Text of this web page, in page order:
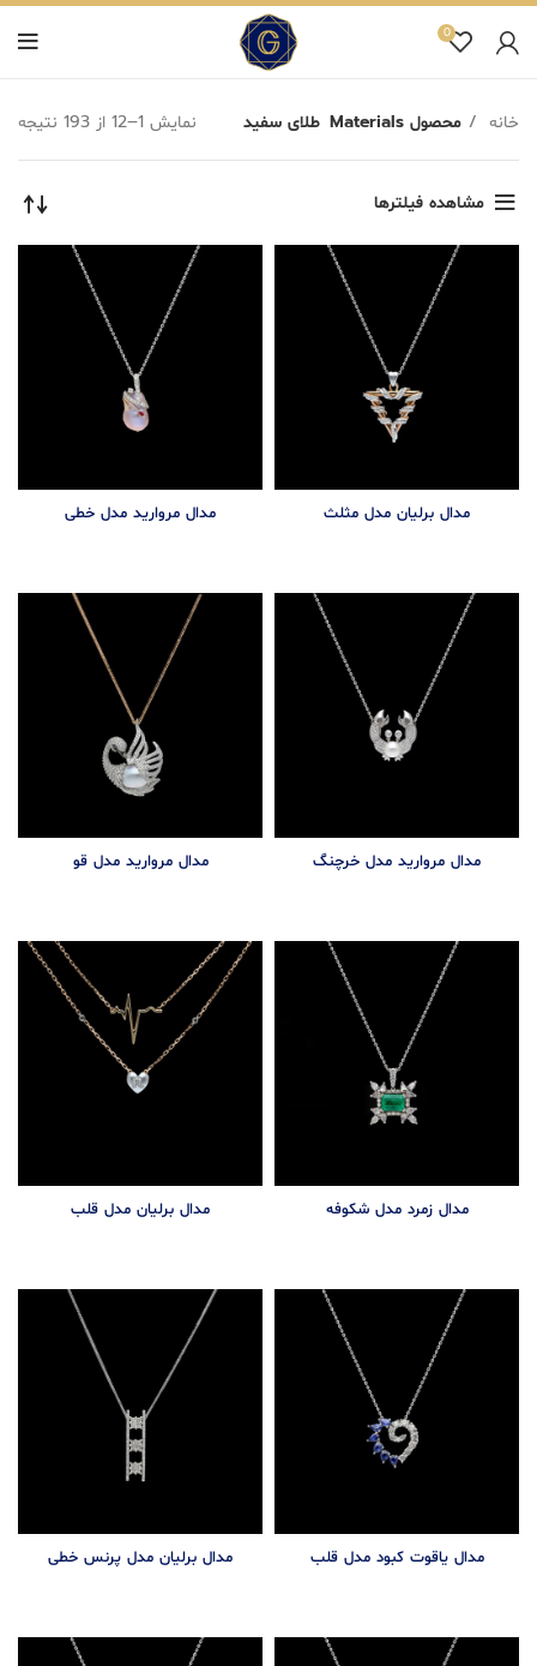
0
خانه محصول Materials طلای سفید نمایش 1–12 از 193 نتیجه
مشاهده فیلترها
مدال برلیان مدل مثلث مدال مروارید مدل خطی
مدال مروارید مدل خرچنگ مدال مروارید مدل قو
مدال زمرد مدل شکوفه مدال برلیان مدل قلب
مدال یاقوت کبود مدل قلب مدال برلیان مدل پرنس خطی